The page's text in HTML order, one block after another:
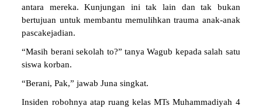
antara mereka. Kunjungan ini tak lain dan tak bukan
bertujuan untuk membantu memulihkan trauma anak-anak
pascakejadian.
“Masih berani sekolah to?” tanya Wagub kepada salah satu
siswa korban.
“Berani, Pak,” jawab Juna singkat.
Insiden robohnya atap ruang kelas MTs Muhammadiyah 4